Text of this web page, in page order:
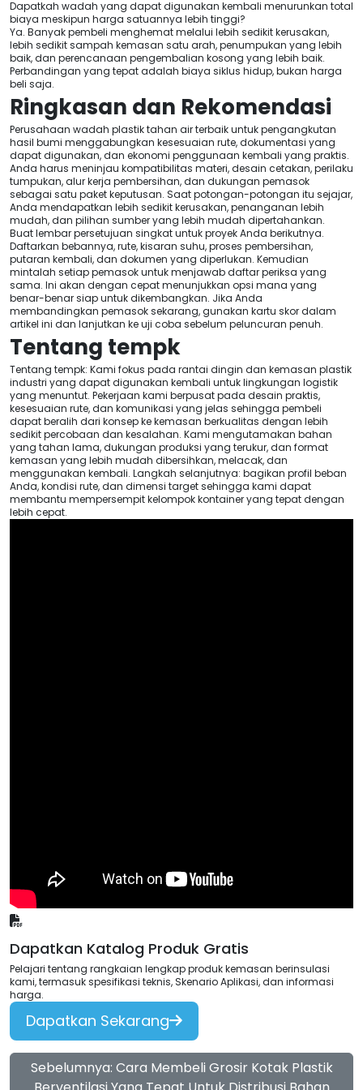
Dapatkah wadah yang dapat digunakan kembali menurunkan total
biaya meskipun harga satuannya lebih tinggi?
Ya. Banyak pembeli menghemat melalui lebih sedikit kerusakan,
lebih sedikit sampah kemasan satu arah, penumpukan yang lebih
baik, dan perencanaan pengembalian kosong yang lebih baik.
Perbandingan yang tepat adalah biaya siklus hidup, bukan harga
beli saja.
Ringkasan dan Rekomendasi
Perusahaan wadah plastik tahan air terbaik untuk pengangkutan
hasil bumi menggabungkan kesesuaian rute, dokumentasi yang
dapat digunakan, dan ekonomi penggunaan kembali yang praktis.
Anda harus meninjau kompatibilitas materi, desain cetakan, perilaku
tumpukan, alur kerja pembersihan, dan dukungan pemasok
sebagai satu paket keputusan. Saat potongan-potongan itu sejajar,
Anda mendapatkan lebih sedikit kerusakan, penanganan lebih
mudah, dan pilihan sumber yang lebih mudah dipertahankan.
Buat lembar persetujuan singkat untuk proyek Anda berikutnya.
Daftarkan bebannya, rute, kisaran suhu, proses pembersihan,
putaran kembali, dan dokumen yang diperlukan. Kemudian
mintalah setiap pemasok untuk menjawab daftar periksa yang
sama. Ini akan dengan cepat menunjukkan opsi mana yang
benar-benar siap untuk dikembangkan. Jika Anda
membandingkan pemasok sekarang, gunakan kartu skor dalam
artikel ini dan lanjutkan ke uji coba sebelum peluncuran penuh.
Tentang tempk
Tentang tempk: Kami fokus pada rantai dingin dan kemasan plastik
industri yang dapat digunakan kembali untuk lingkungan logistik
yang menuntut. Pekerjaan kami berpusat pada desain praktis,
kesesuaian rute, dan komunikasi yang jelas sehingga pembeli
dapat beralih dari konsep ke kemasan berkualitas dengan lebih
sedikit percobaan dan kesalahan. Kami mengutamakan bahan
yang tahan lama, dukungan produksi yang terukur, dan format
kemasan yang lebih mudah dibersihkan, melacak, dan
menggunakan kembali. Langkah selanjutnya: bagikan profil beban
Anda, kondisi rute, dan dimensi target sehingga kami dapat
membantu mempersempit kelompok kontainer yang tepat dengan
lebih cepat.
Dapatkan Katalog Produk Gratis
Pelajari tentang rangkaian lengkap produk kemasan berinsulasi
kami, termasuk spesifikasi teknis, Skenario Aplikasi, dan informasi
harga.
Dapatkan Sekarang
Sebelumnya: Cara Membeli Grosir Kotak Plastik